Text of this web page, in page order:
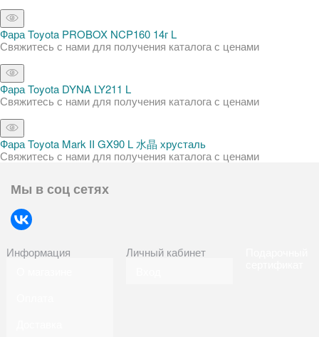
Фара Toyota PROBOX NCP160 14г L
Свяжитесь с нами для получения каталога с ценами
Фара Toyota DYNA LY211 L
Свяжитесь с нами для получения каталога с ценами
Фара Toyota Mark II GX90 L 水晶 хрусталь
Свяжитесь с нами для получения каталога с ценами
Мы в соц сетях
Информация
Личный кабинет